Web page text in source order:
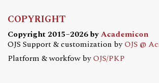
COPYRIGHT
Copyright 2015–2026 byAcademicon
OJS Support & customization byOJS @
Platform & workfow byOJS/PKP